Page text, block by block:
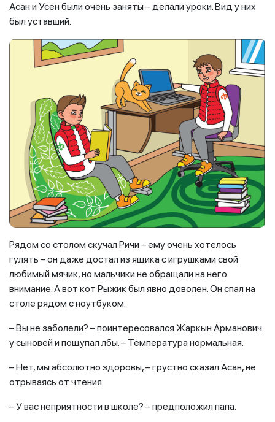
Асан и Усен были очень заняты – делали уроки. Вид у них
был уставший.
Рядом со столом скучал Ричи – ему очень хотелось
гулять – он даже достал из ящика с игрушками свой
любимый мячик, но мальчики не обращали на него
внимание. А вот кот Рыжик был явно доволен. Он спал на
столе рядом с ноутбуком.
– Вы не заболели? – поинтересовался Жаркын Арманович
у сыновей и пощупал лбы. – Температура нормальная.
– Нет, мы абсолютно здоровы, – грустно сказал Асан, не
отрываясь от чтения
– У вас неприятности в школе? – предположил папа.